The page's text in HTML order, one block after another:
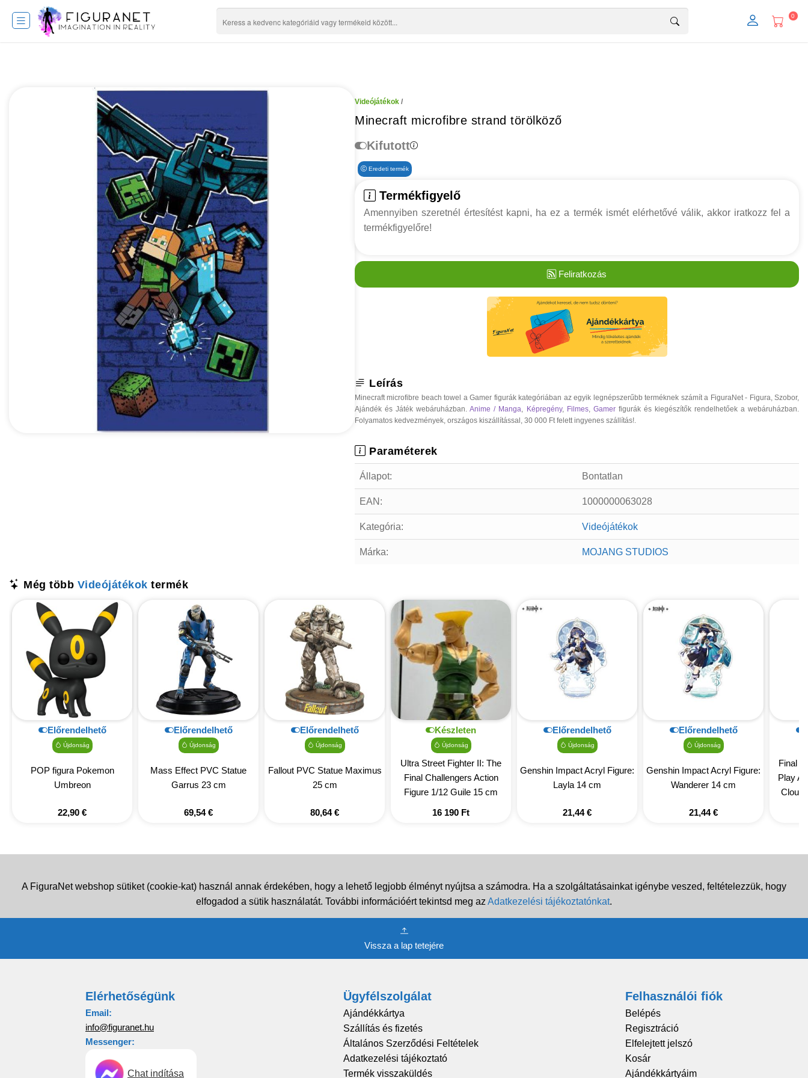
0
Videójátékok /
Minecraft microfibre strand törölköző
Kifutott
Eredeti termék
Termékfigyelő
Amennyiben szeretnél értesítést kapni, ha ez a termék ismét elérhetővé válik, akkor iratkozz fel a
termékfigyelőre!
Feliratkozás
Leírás
Minecraft microfibre beach towel a Gamer figurák kategóriában az egyik legnépszerűbb terméknek számít a FiguraNet - Figura, Szobor,
Ajándék és Játék webáruházban.Anime / Manga Képregény, Filmes, Gamerfigurák és kiegészítők rendelhetőek a webáruházban.
Folyamatos kedvezmények, országos kiszállítással, 30 000 Ft felett ingyenes szállítás!.
Paraméterek
Állapot: Bontatlan
EAN: 1000000063028
Kategória: Videójátékok
Márka: MOJANG STUDIOS
Még több Videójátékok termék
Előrendelhető
Újdonság
POP figura Pokemon
Umbreon
22,90 €
Előrendelhető
Újdonság
Mass Effect PVC Statue
Garrus 23 cm
69,54€
Előrendelhető
Újdonság
Fallout PVC Statue Maximus
25 cm
80,64€
Készleten
Újdonság
Ultra Street Fighter II: The
Final Challengers Action
Figure 1/12 Guile 15 cm
16 190 Ft
Előrendelhető
Újdonság
Genshin Impact Acryl Figure:
Layla 14 cm
21,44€
Előrendelhető
Újdonság
Genshin Impact Acryl Figure:
Wanderer 14 cm
21,44€
Final
Play
Cloud
A FiguraNet webshop sütiket (cookie-kat) használ annak érdekében, hogy a lehető legjobb élményt nyújtsa a számodra. Ha a szolgáltatásainkat igénybe veszed, feltételezzük, hogy
elfogadod a sütik használatát. További információért tekintsd meg az Adatkezelési tájékoztatónkat.
Vissza a lap tetejére
Elérhetőségünk
Email:
info@figuranet.hu
Messenger:
Chat indítása
Ügyfélszolgálat
Ajándékkártya
Szállítás és fizetés
Általános Szerződési Feltételek
Adatkezelési tájékoztató
Termék visszaküldés
Felhasználói fiók
Belépés
Regisztráció
Elfelejtett jelszó
Kosár
Ajándékkártyáim